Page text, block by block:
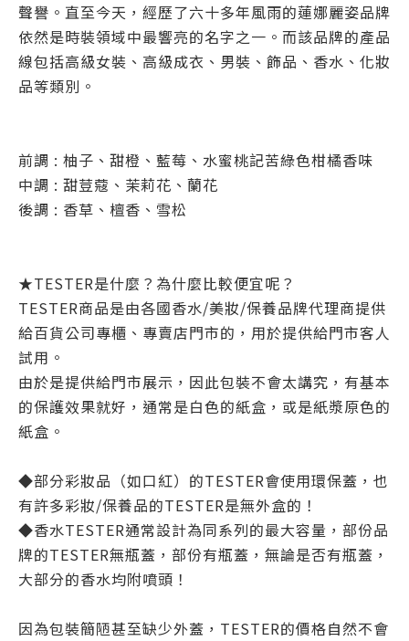
聲譽。直至今天，經歷了六十多年風雨的蓮娜麗姿品牌
依然是時裝領域中最響亮的名字之一。 而該品牌的產品
線包括高級女裝、高級成衣、男裝、飾品、香水、化妝
品等類別。
前調 : 柚子、甜橙、藍莓、水蜜桃記苦綠色柑橘香味
中調 : 甜荳蔻、茉莉花、蘭花
後調 : 香草、檀香、雪松
★TESTER是什麼？為什麼比較便宜呢？
TESTER商品是由各國香水/美妝/保養品牌代理商提供
給百貨公司專櫃、專賣店門市的，用於提供給門市客人
試用。
由於是提供給門市展示，因此包裝不會太講究，有基本
的保護效果就好，通常是白色的紙盒，或是紙漿原色的
紙盒。
◆部分彩妝品（如口紅）的TESTER會使用環保蓋，也
有許多彩妝/保養品的TESTER是無外盒的！
◆香水TESTER通常設計為同系列的最大容量，部份品
牌的TESTER無瓶蓋，部份有瓶蓋，無論是否有瓶蓋，
大部分的香水均附噴頭！
因為包裝簡陋甚至缺少外蓋，TESTER的價格自然不會